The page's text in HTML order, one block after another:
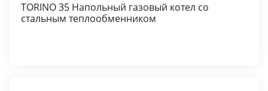
TORINO 35 Напольный газовый котел со
стальным теплообменником